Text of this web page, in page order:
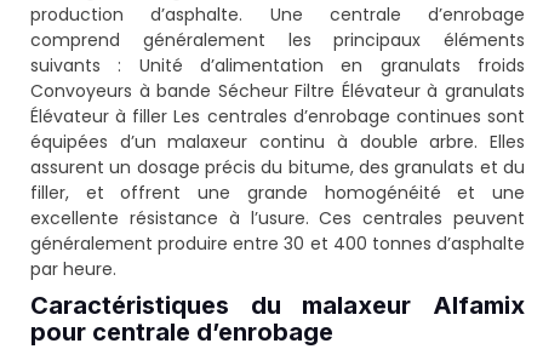
production d’asphalte. Une centrale d’enrobage
comprend généralement les principaux éléments
suivants : Unité d’alimentation en granulats froids
Convoyeurs à bande Sécheur Filtre Élévateur à granulats
Élévateur à filler Les centrales d’enrobage continues sont
équipées d’un malaxeur continu à double arbre. Elles
assurent un dosage précis du bitume, des granulats et du
filler, et offrent une grande homogénéité et une
excellente résistance à l’usure. Ces centrales peuvent
généralement produire entre 30 et 400 tonnes d’asphalte
par heure.
Caractéristiques du malaxeur Alfamix
pour centrale d’enrobage